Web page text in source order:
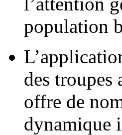
population
des troupes
offre de
dynamique